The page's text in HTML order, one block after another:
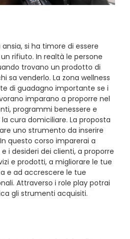
si ha timore di essere
rifiuto. In realtà le persone
trovano un prodotto di
sa venderlo. La zona wellness
di guadagno importante se i
imparano a proporre nel
programmi benessere e
cura domiciliare. La proposta
uno strumento da inserire
questo corso imparerai a
i desideri dei clienti, a proporre
e prodotti, a migliorare le tue
e ad accrescere le tue
Attraverso i role play potrai
gli strumenti acquisiti.